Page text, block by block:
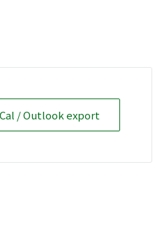
/ Outlook export